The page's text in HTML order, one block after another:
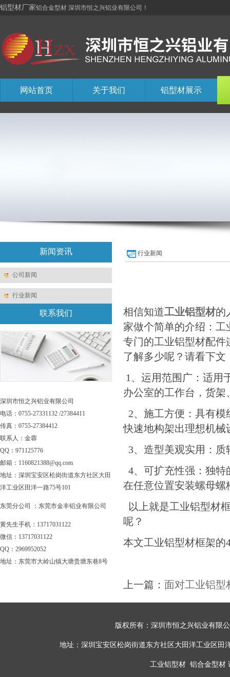
铝型材厂家铝合金型材 深圳市恒之兴铝业有限公司！
网站首页 关于我们 铝型材展示
新闻资讯
公司新闻
行业新闻
联系我们
深圳市恒之兴铝业有限公司
电话：0755-27331132 /27384411
传真：0755-27384412
联系人：金蓉
QQ：971125776
邮箱：1160821388@qq.com
地址：深圳宝安区松岗街道东方社区大田
洋工业区田洋一路75号101
东莞分公司 ：东莞市金丰铝业有限公司
黄先生手机：13717031122
微信：13717031122
QQ：2969952052
地址：东莞市大岭山镇大塘贵塘东巷8号
行业新闻
相信知道工业铝型材的
家做个简单的介绍：
专门的工业铝型材配
了解多少呢？请看下文
1、运用范围广：适用
办公室的工作台，货架
2、施工方便：具有
快速地构架出理想机械
3、造型美观实用：
4、可扩充性强：独
在任意位置安装螺母螺
以上就是工业铝型材
呢？
本文工业铝型材框架的
上一篇： 面对工业铝型
版权所有：深圳市恒之兴铝业有限
地址：深圳宝安区松岗街道东方社区大田洋工业区田
工业铝型材 铝合金型材